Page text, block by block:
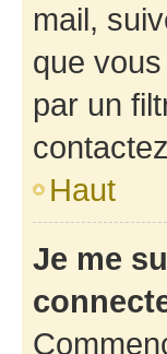
mail,
que
par un
Haut
Je me